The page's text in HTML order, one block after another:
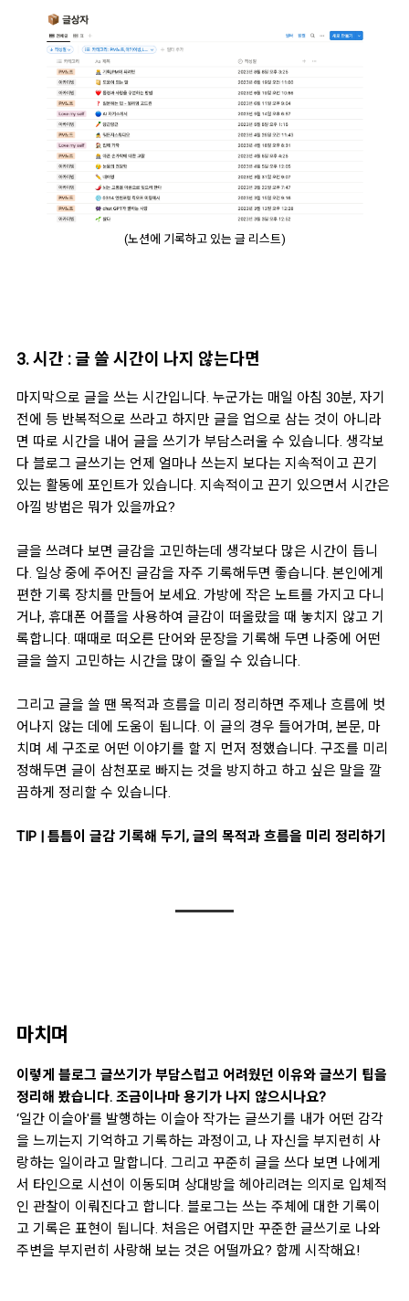
(노션에 기록하고 있는 글 리스트)
3. 시간 : 글 쓸 시간이 나지 않는다면
마지막으로 글을 쓰는 시간입니다. 누군가는 매일 아침 30분, 자기
전에 등 반복적으로 쓰라고 하지만 글을 업으로 삼는 것이 아니라
면 따로 시간을 내어 글을 쓰기가 부담스러울 수 있습니다. 생각보
다 블로그 글쓰기는 언제 얼마나 쓰는지 보다는 지속적이고 끈기
있는 활동에 포인트가 있습니다. 지속적이고 끈기 있으면서 시간은
아낄 방법은 뭐가 있을까요?
글을 쓰려다 보면 글감을 고민하는데 생각보다 많은 시간이 듭니
다. 일상 중에 주어진 글감을 자주 기록해두면 좋습니다. 본인에게
편한 기록 장치 를 만들어 보세요. 가방에 작은 노트를 가지고 다니
거나, 휴대폰 어플을 사용하여 글감이 떠올랐을 때 놓치지 않고 기
록합니다. 때때로 떠오른 단어와 문장을 기록해 두면 나중에 어떤
글을 쓸지 고민하는 시간을 많이 줄일 수 있습니다.
그리고 글을 쓸 땐 목적과 흐름을 미리 정리하면 주제나 흐름에 벗
어나지 않는 데에 도움이 됩니다. 이 글의 경우 들어가며, 본문, 마
치며 세 구조로 어떤 이야기를 할 지 먼저 정했습니다. 구조를 미리
정해두면 글이 삼천포로 빠지는 것을 방지하고 하고 싶은 말을 깔
끔하게 정리할 수 있습니다.
TIP | 틈틈이 글감 기록해 두기, 글의 목적과 흐름을 미리 정리하기
마치며
이렇게 블로그 글쓰기가 부담스럽고 어려웠던 이유와 글쓰기 팁을
정리해 봤습니다. 조금이나마 용기가 나지 않으시나요?
‘일간 이슬아'를 발행하는 이슬아 작가는 글쓰기를 내가 어떤 감각
을 느끼는지 기억하고 기록하는 과정이고, 나 자신을 부지런히 사
랑하는 일이라고 말합니다. 그리고 꾸준히 글을 쓰다 보면 나에게
서 타인으로 시선이 이동되며 상대방을 헤아리려는 의지로 입체적
인 관찰이 이뤄진다고 합니다. 블로그는 쓰는 주체에 대한 기록이
고 기록은 표현이 됩니다. 처음은 어렵지만 꾸준한 글쓰기로 나와
주변을 부지런히 사랑해 보는 것은 어떨까요? 함께 시작해요!